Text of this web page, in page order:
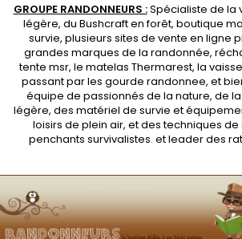
GROUPE RANDONNEURS :Spécialiste de la
légère, du Bushcraft en forêt, boutique
survie, plusieurs sites de vente en ligne
grandes marques de la randonnée,
tente msr, le matelas Thermarest, la
passant par les gourde randonnee, et
équipe de passionnés de la nature, de
légère, des matériel de survie et
loisirs de plein air, et des techniques
penchants survivalistes. et leader des